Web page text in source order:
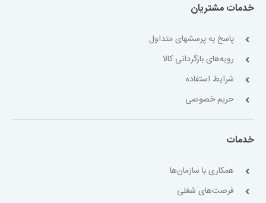
خدمات مشتریان
پاسخ به پرسشهای متداول
رویه‌های بازگردانی کالا
شرایط استفاده
حریم خصوصی
خدمات
همکاری با سازمان‌ها
فرصت‌های شغلی